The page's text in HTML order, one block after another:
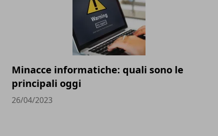
Minacce informatiche: quali sono le
principali oggi
26/04/2023